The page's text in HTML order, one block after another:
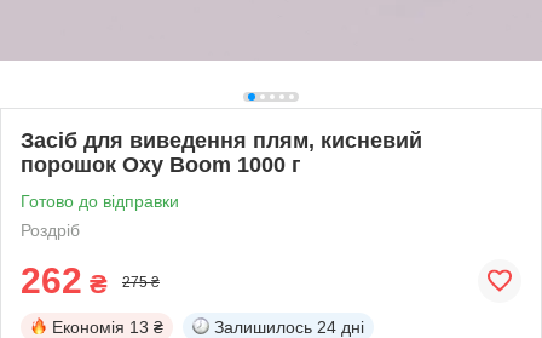
Засіб для виведення плям, кисневий
порошок Oxy Boom 1000 г
Готово до відправки
Роздріб
262 ₴ 275 ₴
Економія 13 ₴ Залишилось 24 дні